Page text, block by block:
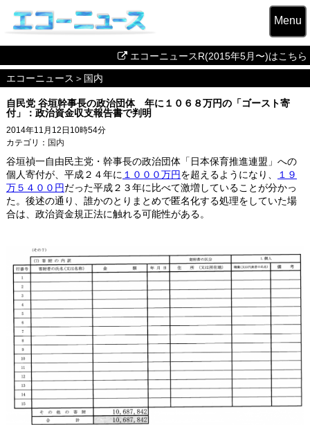
Menu
エコーニュースR(2015年5月〜)はこちら
エコーニュース ＞ 国内
自民党 谷垣幹事長の政治団体 年に１０６８万円の「ゴースト寄
付」：政治資金収支報告書で判明
2014年11月12日10時54分
カテゴリ： 国内
谷垣禎一自由民主党・幹事長の政治団体「日本保育推進連盟」への
個人寄付が、平成２４年に １０００万円を超えるようになり、
１９
万５４００円だった平成２３年に比べて激増していることが分かっ
た。後述の通り、誰かのとりまとめで匿名化する処理をしていた場
合は、政治資金規正法に触れる可能性がある。